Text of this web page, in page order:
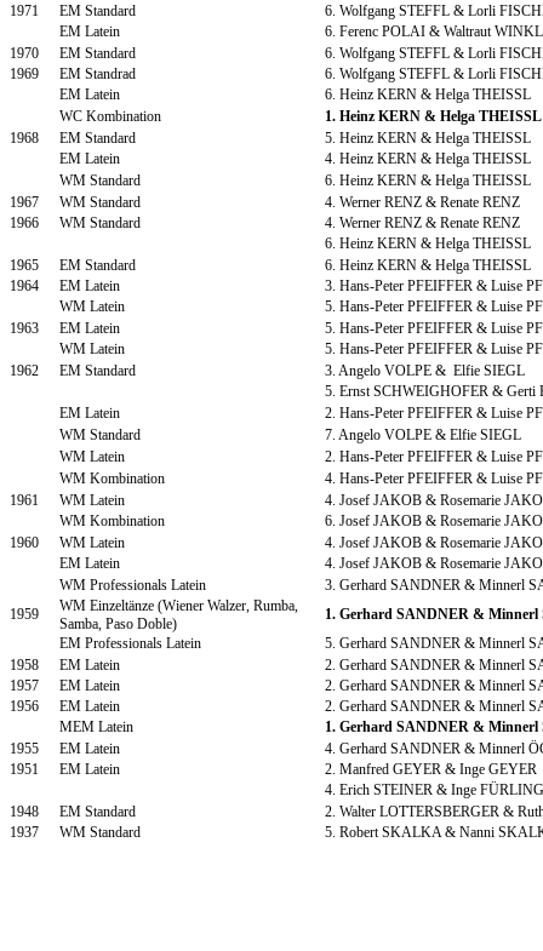
1971
EM Standard
6. Wolfgang STEFFL & Lorli
EM Latein
6. Ferenc POLAI & Waltraut
1970
EM Standard
6. Wolfgang STEFFL & Lorli
1969
EM Standrad
6. Wolfgang STEFFL & Lorli
EM Latein
6. Heinz KERN & Helga THEISSL
WC Kombination
1. Heinz KERN & Helga THEISSL
1968
EM Standard
5. Heinz KERN & Helga THEISSL
EM Latein
4. Heinz KERN & Helga THEISSL
WM Standard
6. Heinz KERN & Helga THEISSL
1967
WM Standard
4. Werner RENZ & Renate RENZ
1966
WM Standard
4. Werner RENZ & Renate RENZ
6. Heinz KERN & Helga THEISSL
1965
EM Standard
6. Heinz KERN & Helga THEISSL
1964
EM Latein
3. Hans-Peter PFEIFFER & Luise
WM Latein
5. Hans-Peter PFEIFFER & Luise
1963
EM Latein
5. Hans-Peter PFEIFFER & Luise
WM Latein
5. Hans-Peter PFEIFFER & Luise
1962
EM Standard
3. Angelo VOLPE & Elfie SIEGL
5. Ernst SCHWEIGHOFER & Gerti
EM Latein
2. Hans-Peter PFEIFFER & Luise
WM Standard
7. Angelo VOLPE & Elfie SIEGL
WM Latein
2. Hans-Peter PFEIFFER & Luise
WM Kombination
4. Hans-Peter PFEIFFER & Luise
1961
WM Latein
4. Josef JAKOB & Rosemarie
WM Kombination
6. Josef JAKOB & Rosemarie
1960
WM Latein
4. Josef JAKOB & Rosemarie
EM Latein
4. Josef JAKOB & Rosemarie
WM Professionals Latein
3. Gerhard SANDNER & Minnerl
1959
WM Einzeltänze (Wiener Walzer, Rumba,
Samba, Paso Doble)
1. Gerhard SANDNER & Minnerl
EM Professionals Latein
5. Gerhard SANDNER & Minnerl
1958
EM Latein
2. Gerhard SANDNER & Minnerl
1957
EM Latein
2. Gerhard SANDNER & Minnerl
1956
EM Latein
2. Gerhard SANDNER & Minnerl
MEM Latein
1. Gerhard SANDNER & Minnerl
1955
EM Latein
4. Gerhard SANDNER & Minnerl
1951
EM Latein
2. Manfred GEYER & Inge GEYER
4. Erich STEINER & Inge
1948
EM Standard
2. Walter LOTTERSBERGER &
1937
WM Standard 5. Robert SKALKA & Nanni